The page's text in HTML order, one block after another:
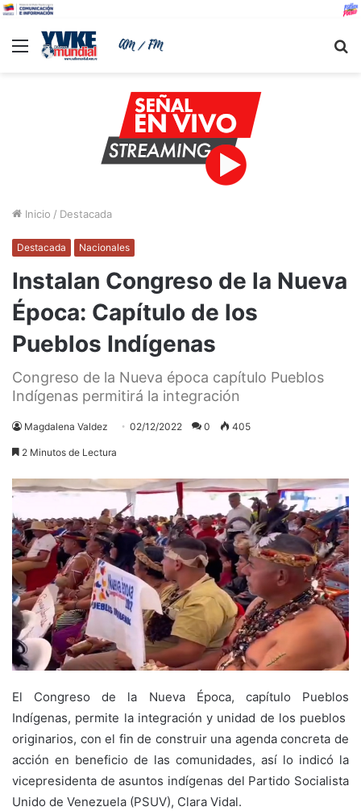
Menu
Inicio / Destacada
Destacada Nacionales
Instalan Congreso de la Nueva
Época: Capítulo de los
Pueblos Indígenas
Congreso de la Nueva época capítulo Pueblos
Indígenas permitirá la integración
Magdalena Valdez 02/12/2022 0 405
2 Minutos de Lectura
El Congreso de la Nueva Época, capítulo Pueblos
Indígenas, permite la integración y unidad de los pueblos
originarios, con el fin de construir una agenda concreta de
acción en beneficio de las comunidades, así lo indicó la
vicepresidenta de asuntos indígenas del Partido Socialista
Unido de Venezuela (PSUV), Clara Vidal.